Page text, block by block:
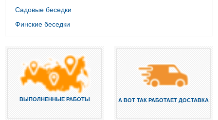
Садовые беседки
Финские беседки
ВЫПОЛНЕННЫЕ РАБОТЫ А ВОТ ТАК РАБОТАЕТ ДОСТАВКА